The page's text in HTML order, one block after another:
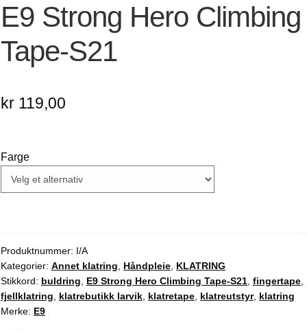
E9 Strong Hero Climbing
Tape-S21
kr 119,00
Farge
Produktnummer: I/A
Kategorier: Annet klatring, Håndpleie, KLATRING
Stikkord: buldring, E9 Strong Hero Climbing Tape-S21, fingertape,
fjellklatring, klatrebutikk larvik, klatretape, klatreutstyr, klatring
Merke: E9